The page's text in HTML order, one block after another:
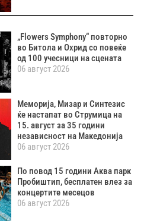
„Flowers Symphony“ повторно
во Битола и Охрид со повеќе
од 100 учесници на сцената
06 август 2026
Меморија, Мизар и Синтезис
ќе настапат во Струмица на
15. август за 35 години
независност на Македонија
06 август 2026
По повод 15 години Аква парк
Пробиштип, бесплатен влез за
концертите месецов
06 август 2026